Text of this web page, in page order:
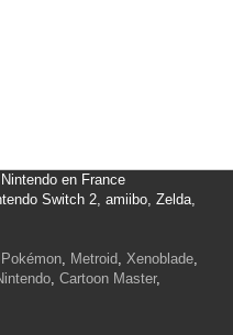
en France
Switch 2, amiibo, Zelda,
Pokémon, Metroid, Xenoblade,
, Cartoon Master,